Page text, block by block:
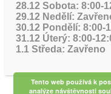
28.12 Sobota: 8:00-
29.12 Nedělí:
30.12 Pondělí: 8:00-
31.12 Úterý: 8:00-
1.1 Středa: Zavřeno
Tento web používá k
analýze návštěvnosti